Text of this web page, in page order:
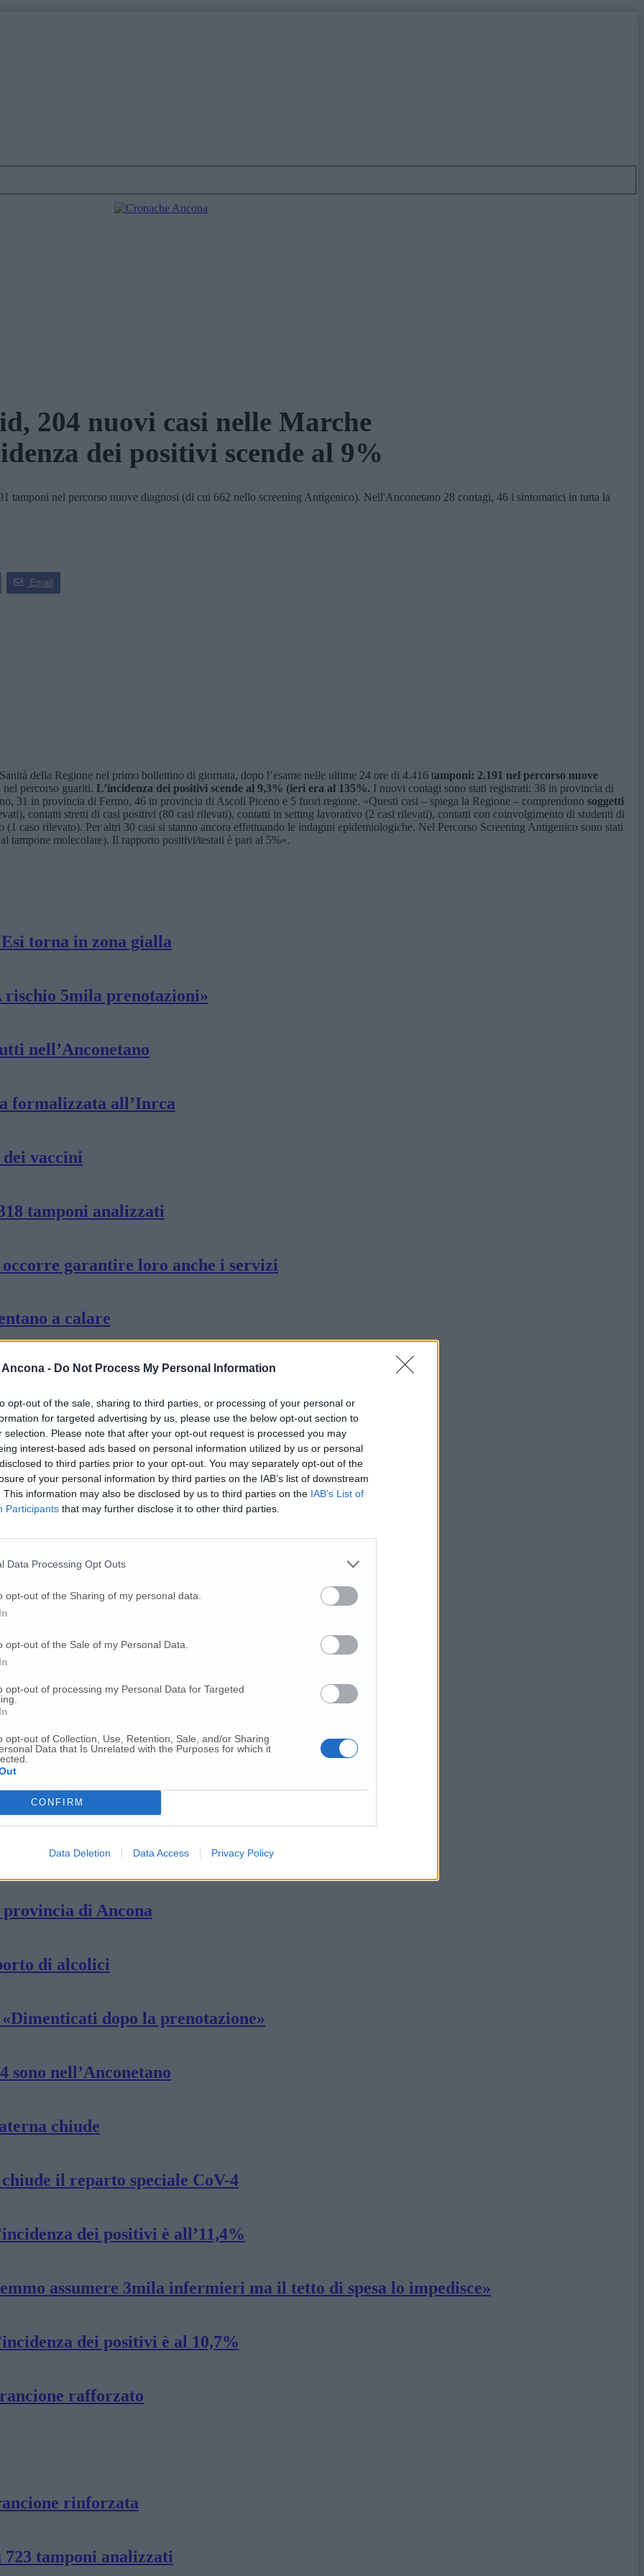
- Do Not Process My Personal Information
opt-out of the sale, sharing to third parties, or processing of your personal or
for targeted advertising by us, please use the below opt-out section to
selection. Please note that after your opt-out request is processed you may
interest-based ads based on personal information utilized by us or personal
to third parties prior to your opt-out. You may separately opt-out of the
of your personal information by third parties on the IAB’s list of downstream
This information may also be disclosed by us to third parties on the IAB’s List of
Participants that may further disclose it to other third parties.
Data Processing Opt Outs
opt-out of the Sharing of my personal data.
opt-out of the Sale of my Personal Data.
opt-out of processing my Personal Data for Targeted
opt-out of Collection, Use, Retention, Sale, and/or Sharing
Data that Is Unrelated with the Purposes for which it
CONFIRM
Data Deletion Data Access Privacy Policy
204 nuovi casi nelle Marche
dei positivi scende al 9%
nel percorso nuove diagnosi (di cui 662 nello screening Antigenico). Nell'Anconetano 28 contagi, 46 i sintomatici in tutta la
Email
della Regione nel primo bollettino di giornata, dopo l’esame nelle ultime 24 ore di 4.416 tamponi: 2.191 nel percorso nuove
percorso guariti. L’incidenza dei positivi scende al 9,3% (ieri era al 135%. I nuovi contagi sono stati registrati: 38 in provincia di
31 in provincia di Fermo, 46 in provincia di Ascoli Piceno e 5 fuori regione. «Questi casi – spiega la Regione – comprendono soggetti
contatti stretti di casi positivi (80 casi rilevati), contatti in setting lavorativo (2 casi rilevati), contatti con coinvolgimento di studenti di
caso rilevato). Per altri 30 casi si stanno ancora effettuando le indagini epidemiologiche. Nel Percorso Screening Antigenico sono stati
tampone molecolare). Il rapporto positivi/testati è pari al 5%».
torna in zona gialla
5mila prenotazioni»
nell’Anconetano
formalizzata all’Inrca
vaccini
tamponi analizzati
garantire loro anche i servizi
a calare
vaccinale
illuminato e coraggioso»
974 tamponi analizzati
rallentare, dove sono i milioni di sieri?»
in provincia di Ancona
una vita dedicata alla scuola
delle provincia di Ancona
della Polizia locale di Osimo
dei positivi sale al 14,1%
di Ancona
di alcolici
dopo la prenotazione»
sono nell’Anconetano
chiude
il reparto speciale CoV-4
dei positivi è all’11,4%
assumere 3mila infermieri ma il tetto di spesa lo impedisce»
dei positivi è al 10,7%
rafforzato
rinforzata
723 tamponi analizzati